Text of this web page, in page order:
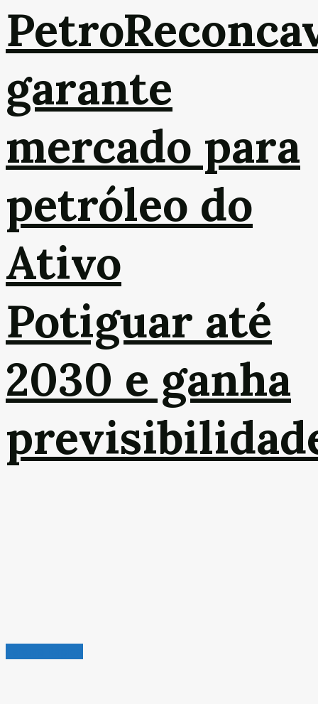
garante
mercado para
petróleo do
Ativo
Potiguar até
2030 e ganha